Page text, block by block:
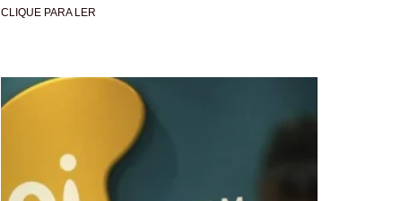
CLIQUE PARA LER